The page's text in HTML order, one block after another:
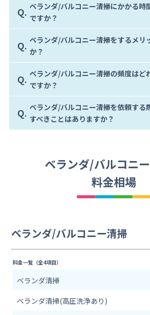
Q. ベランダ/バルコニー清掃にかかる時
ですか？
Q. ベランダ/バルコニー清掃をするメリ
か？
Q. ベランダ/バルコニー清掃の頻度はど
ですか？
Q. ベランダ/バルコニー清掃を依頼する
すべきことはありますか？
ベランダ/バルコニ
料金相場
ベランダ/バルコニー清掃
料金一覧（全4項目）
ベランダ清掃
ベランダ清掃(高圧洗浄あり)